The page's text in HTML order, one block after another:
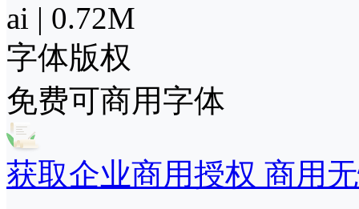
ai | 0.72M
字体版权
免费可商用字体
获取企业商用授权 商用